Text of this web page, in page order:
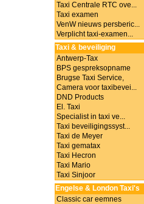
Taxi Centrale RTC ove...
Taxi examen
VenW nieuws persberic...
Verplicht taxi-examen...
Taxi & beveiliging
Antwerp-Tax
BPS gespreksopname
Brugse Taxi Service,
Camera voor taxibevei...
DND Products
El. Taxi
Specialist in taxi ve...
Taxi beveiligingssyst...
Taxi de Meyer
Taxi gematax
Taxi Hecron
Taxi Mario
Taxi Sinjoor
Engelse & London Taxi's
Classic car eemnes